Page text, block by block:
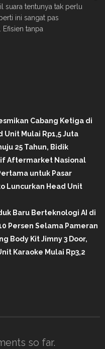
suara tentunya tak perlu
ini sangat pas
tanpa
Cabang Ketiga di
Unit Mulai Rp1,5 Juta
25 Tahun, Bidik
Aftermarket Nasional
untuk Pasar
Luncurkan Head Unit
Baru Berteknologi AI di
Persen Selama Pameran
Body Kit Jimny 3 Door,
Karaoke Mulai Rp3,2
so far.